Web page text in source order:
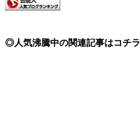
◎人気沸騰中の関連記事はコチラ